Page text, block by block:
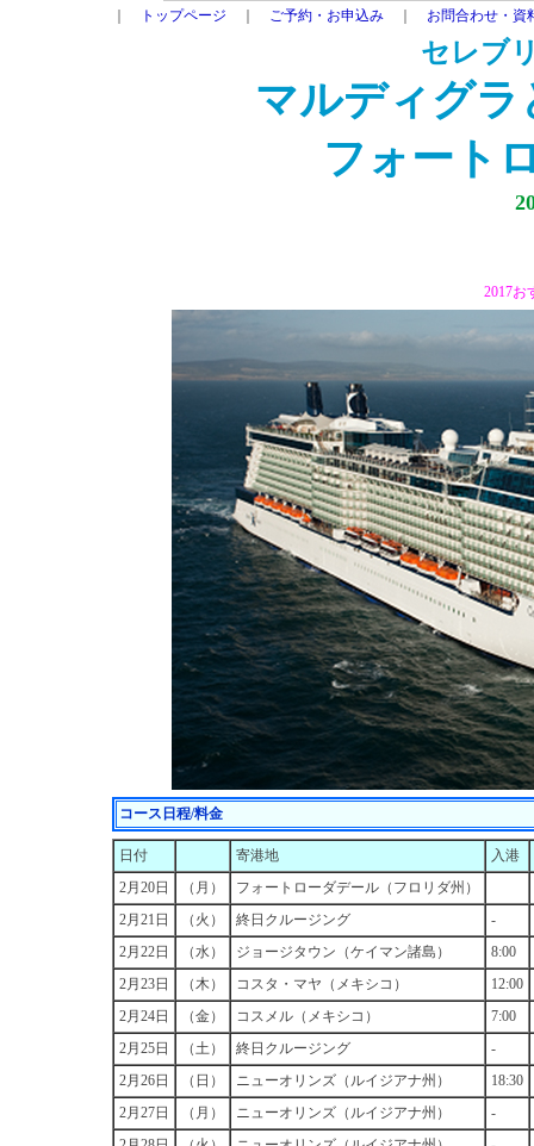
トップページ ご予約・お申込み お問合わせ・資
セレブ
マルディグ
フォート
2017お
コース日程/料金
日付 寄港地
入港
2月20日
（月）
フォートローダデール（フロリダ州）
2月21日
（火） 終日クルージング
-
2月22日
（水） ジョージタウン（ケイマン諸島）
8:00
2月23日
（木） コスタ・マヤ（メキシコ）
12:00
2月24日
（金） コスメル（メキシコ）
7:00
2月25日
（土） 終日クルージング
-
2月26日
（日） ニューオリンズ（ルイジアナ州）
18:30
2月27日
（月） ニューオリンズ（ルイジアナ州）
-